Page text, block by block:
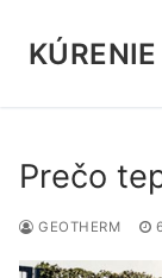
Prečo
GEOTHERM